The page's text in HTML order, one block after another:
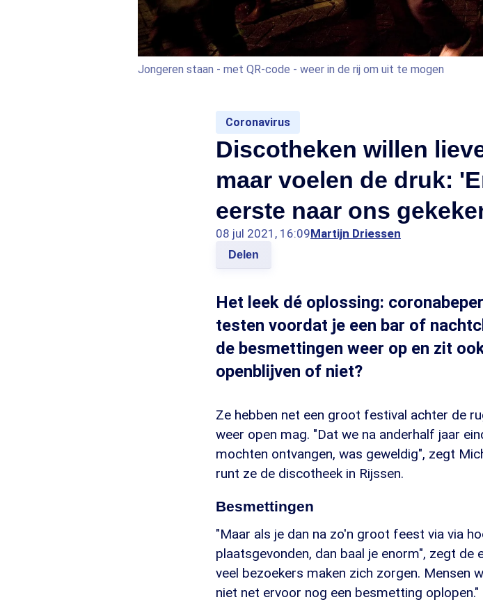
Jongeren staan - met QR-code - weer in de rij om uit te mogen
Coronavirus
Discotheken willen
maar voelen de druk:
eerste naar ons
08 jul 2021, 16:09Martijn Driessen
Delen
Het leek dé oplossing:
testen voordat je een bar of
de besmettingen weer op en zit
openblijven of niet?
Ze hebben net een groot festival achter de
weer open mag. "Dat we na anderhalf jaar
mochten ontvangen, was geweldig", zegt
runt ze de discotheek in Rijssen.
Besmettingen
"Maar als je dan na zo'n groot feest via via
plaatsgevonden, dan baal je enorm", zegt de
veel bezoekers maken zich zorgen. Mensen
niet net ervoor nog een besmetting oplopen."